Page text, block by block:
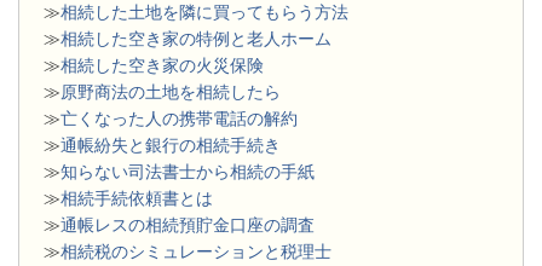
≫相続した土地を隣に買ってもらう方法
≫相続した空き家の特例と老人ホーム
≫相続した空き家の火災保険
≫原野商法の土地を相続したら
≫亡くなった人の携帯電話の解約
≫通帳紛失と銀行の相続手続き
≫知らない司法書士から相続の手紙
≫相続手続依頼書とは
≫通帳レスの相続預貯金口座の調査
≫相続税のシミュレーションと税理士